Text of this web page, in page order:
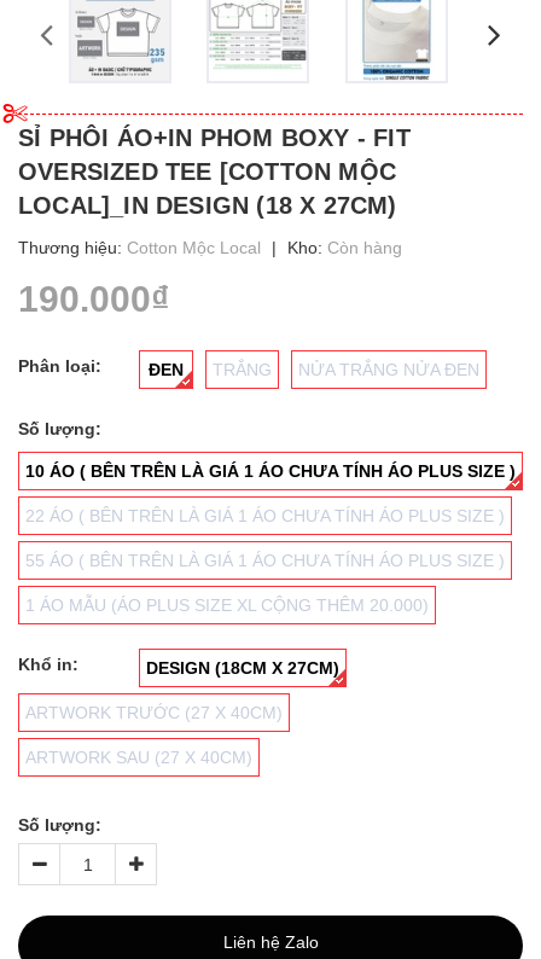
SỈ PHÔI ÁO+IN PHOM BOXY - FIT
OVERSIZED TEE [COTTON MỘC
LOCAL]_IN DESIGN (18 X 27CM)
Thương hiệu: Cotton Mộc Local | Kho: Còn hàng
190.000₫
Phân loại: ĐEN TRẮNG NỬA TRẮNG NỬA ĐEN
Số lượng:
10 ÁO ( BÊN TRÊN LÀ GIÁ 1 ÁO CHƯA TÍNH ÁO PLUS SIZE )
22 ÁO ( BÊN TRÊN LÀ GIÁ 1 ÁO CHƯA TÍNH ÁO PLUS SIZE )
55 ÁO ( BÊN TRÊN LÀ GIÁ 1 ÁO CHƯA TÍNH ÁO PLUS SIZE )
1 ÁO MẪU (ÁO PLUS SIZE XL CỘNG THÊM 20.000)
Khổ in: DESIGN (18CM X 27CM)
ARTWORK TRƯỚC (27 X 40CM)
ARTWORK SAU (27 X 40CM)
Số lượng:
Liên hệ Zalo